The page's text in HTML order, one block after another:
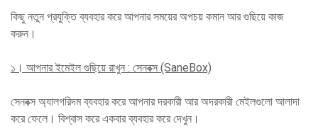
কিছু নতুন প্রযুক্তি ব্যবহার করে আপনার সময়ের অপচয় কমান আর গুছিয়ে কাজ
করুন।
১। আপনার ইমেইল গুছিয়ে রাখুন : সেনবক্স (SaneBox)
সেনবক্স অ্যালগরিদম ব্যবহার করে আপনার দরকারী আর অদরকারী মেইলগুলো আলাদা
করে ফেলে। বিশ্বাস করে একবার ব্যবহার করে দেখুন।